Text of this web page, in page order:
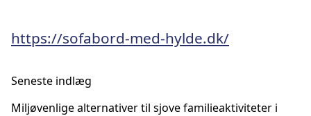
https://sofabord-med-hylde.dk/
Seneste indlæg
Miljøvenlige alternativer til sjove familieaktiviteter i